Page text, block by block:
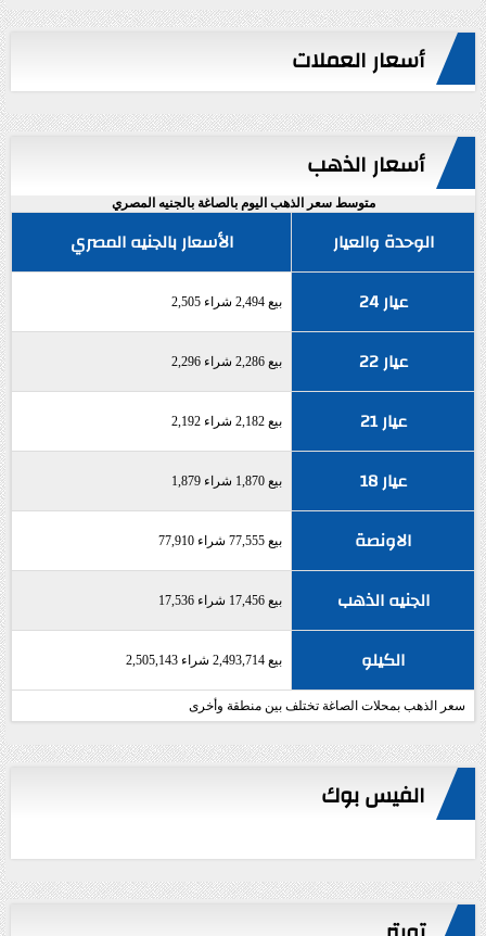
أسعار العملات
أسعار الذهب
متوسط سعر الذهب اليوم بالصاغة بالجنيه المصري
الوحدة والعيار
الأسعار بالجنيه المصري
عيار 24
بيع 2,494 شراء 2,505
عيار 22 بيع 2,286 شراء 2,296
عيار 21 بيع 2,182 شراء 2,192
عيار 18 بيع 1,870 شراء 1,879
الاونصة بيع 77,555 شراء 77,910
الجنيه الذهب بيع 17,456 شراء 17,536
الكيلو بيع 2,493,714 شراء 2,505,143
سعر الذهب بمحلات الصاغة تختلف بين منطقة وأخرى
الفيس بوك